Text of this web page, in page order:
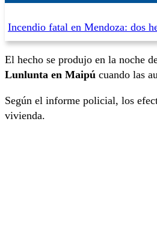
Incendio fatal en Mendoza: dos
El hecho se produjo en la noche
Lunlunta en Maipú cuando las
Según el informe policial, los
vivienda.